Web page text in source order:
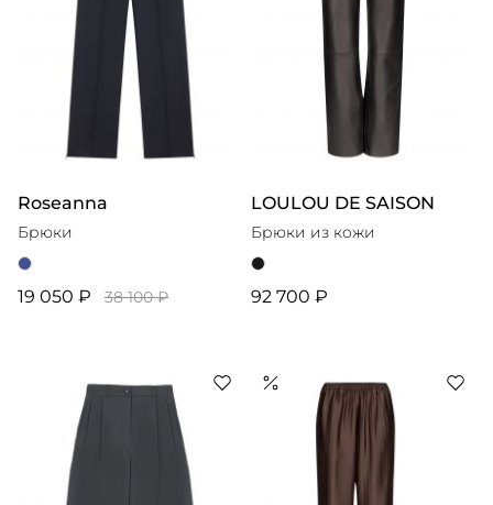
Roseanna
Брюки
19 050 ₽ 38 100 ₽
LOULOU DE SAISON
Брюки из кожи
92 700 ₽